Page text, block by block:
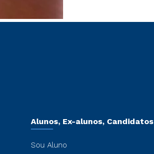
Alunos, Ex-alunos, Candidatos
Sou Aluno